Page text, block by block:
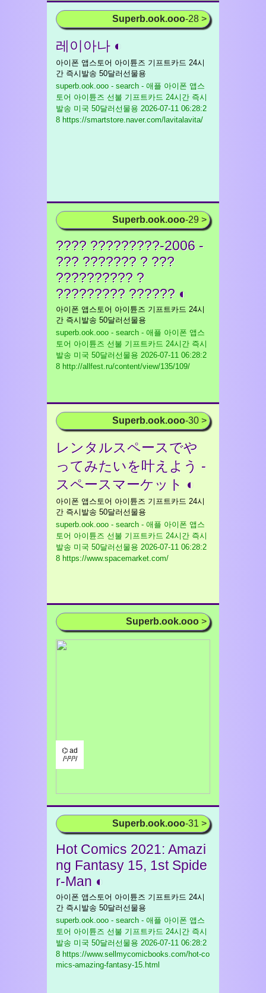
Superb.ook.ooo-28 >
레이아나 ◐
아이폰 앱스토어 아이튠즈 기프트카드 24시
간 즉시발송 50달러선물용
superb.ook.ooo - search - 애플 아이폰 앱스
토어 아이튠즈 선불 기프트카드 24시간 즉시
발송 미국 50달러선물용 2026-07-11 06:28:2
8 https://smartstore.naver.com/lavitalavita/
Superb.ook.ooo-29 >
???? ?????????-2006 -
??? ??????? ? ???
?????????? ?
????????? ?????? ◐
아이폰 앱스토어 아이튠즈 기프트카드 24시
간 즉시발송 50달러선물용
superb.ook.ooo - search - 애플 아이폰 앱스
토어 아이튠즈 선불 기프트카드 24시간 즉시
발송 미국 50달러선물용 2026-07-11 06:28:2
8 http://allfest.ru/content/view/135/109/
Superb.ook.ooo-30 >
レンタルスペースでや
ってみたいを叶えよう -
スペースマーケット ◐
아이폰 앱스토어 아이튠즈 기프트카드 24시
간 즉시발송 50달러선물용
superb.ook.ooo - search - 애플 아이폰 앱스
토어 아이튠즈 선불 기프트카드 24시간 즉시
발송 미국 50달러선물용 2026-07-11 06:28:2
8 https://www.spacemarket.com/
Superb.ook.ooo >
⌬ ad
/¹/²/³/
Superb.ook.ooo-31 >
Hot Comics 2021: Amazi
ng Fantasy 15, 1st Spide
r-Man ◐
아이폰 앱스토어 아이튠즈 기프트카드 24시
간 즉시발송 50달러선물용
superb.ook.ooo - search - 애플 아이폰 앱스
토어 아이튠즈 선불 기프트카드 24시간 즉시
발송 미국 50달러선물용 2026-07-11 06:28:2
8 https://www.sellmycomicbooks.com/hot-co
mics-amazing-fantasy-15.html